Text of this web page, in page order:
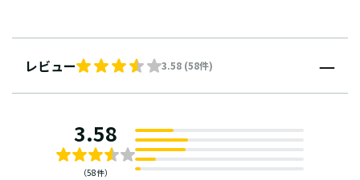
レビュー 3.58 (58件)
3.58
（58件）